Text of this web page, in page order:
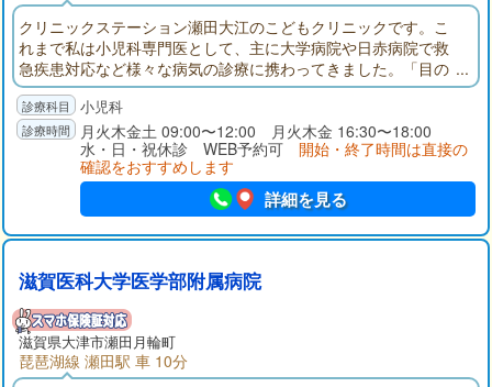
クリニックステーション瀬田大江のこどもクリニックです。こ
れまで私は小児科専門医として、主に大学病院や日赤病院で救
急疾患対応など様々な病気の診療に携わってきました。「目の
前の困っている人のために全力を尽くす」ことをモットーに
し、地域の方々に選ばれるクリニックをスタッフ一同目指して
いきたいと思います。私自身も子の父親として子育ての喜びや
楽しみをみなさまと共有できたらうれしいです。
小児科
月火木金土 09:00〜12:00 月火木金 16:30〜18:00
水・日・祝休診 WEB予約可 開始・終了時間は直接の
確認をおすすめします
詳細を見る
滋賀医科大学医学部附属病院
滋賀県大津市瀬田月輪町
琵琶湖線 瀬田駅 車 10分